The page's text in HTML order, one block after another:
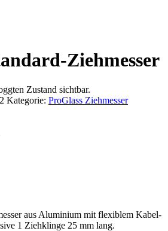
Ziehmesser
Zustand sichtbar.
Kategorie: ProGlass Ziehmesser
aus Aluminium mit flexiblem Kabel-
1 Ziehklinge 25 mm lang.